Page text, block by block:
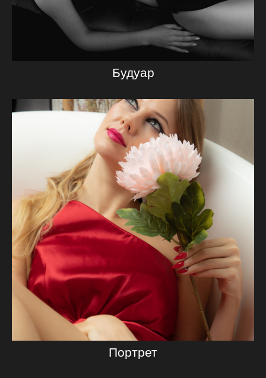
Будуар
Портрет